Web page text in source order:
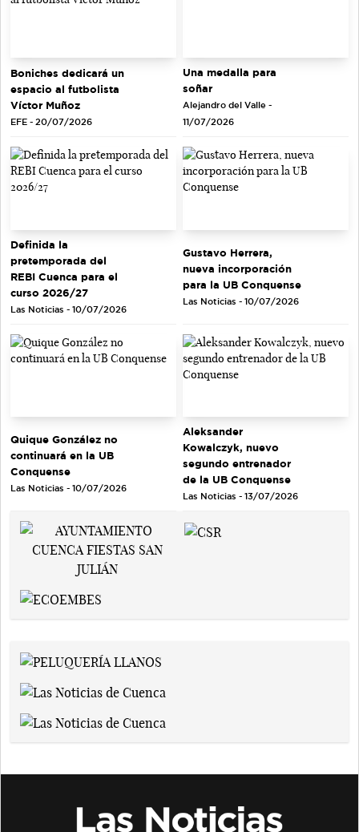
Boniches dedicará un
espacio al futbolista
Víctor Muñoz
EFE - 20/07/2026
Una medalla para
soñar
Alejandro del Valle -
11/07/2026
Definida la
pretemporada del
REBI Cuenca para el
curso 2026/27
Las Noticias - 10/07/2026
Gustavo Herrera,
nueva incorporación
para la UB Conquense
Las Noticias - 10/07/2026
Quique González no
continuará en la UB
Conquense
Las Noticias - 10/07/2026
Aleksander
Kowalczyk, nuevo
segundo entrenador
de la UB Conquense
Las Noticias - 13/07/2026